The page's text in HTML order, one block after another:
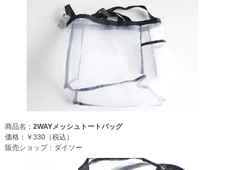
商品名： 2WAYメッシュトートバッグ
価格：￥330（税込）
販売ショップ：ダイソー